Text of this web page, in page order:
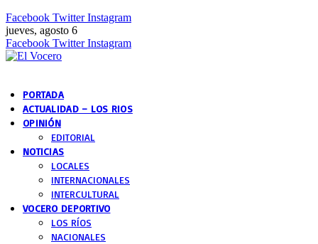
Facebook Twitter Instagram
jueves, agosto 6
Facebook Twitter Instagram
PORTADA
ACTUALIDAD – LOS RIOS
OPINIÓN
EDITORIAL
NOTICIAS
LOCALES
INTERNACIONALES
INTERCULTURAL
VOCERO DEPORTIVO
LOS RÍOS
NACIONALES